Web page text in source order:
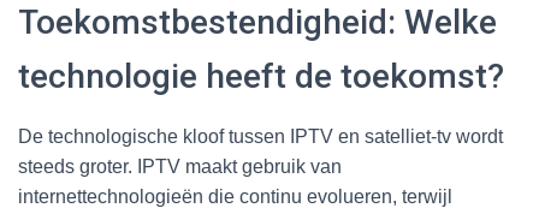
Toekomstbestendigheid: Welke
technologie heeft de toekomst?
De technologische kloof tussen IPTV en satelliet-tv wordt
steeds groter. IPTV maakt gebruik van
internettechnologieën die continu evolueren, terwijl